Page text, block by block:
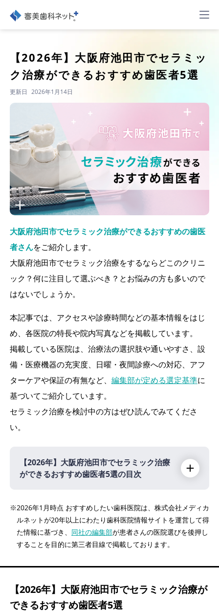
【2026年】 大阪府池田市でセラミッ
ク治療ができるおすすめ歯医者5選
更新日 2026年1月14日
大阪府池田市でセラミック治療ができるおすすめの歯医
者さんをご紹介します。
大阪府池田市でセラミック治療をするならどこのクリニ
ック？何に注目して選ぶべき？とお悩みの方も多いので
はないでしょうか。
本記事では、アクセスや診療時間などの基本情報をはじ
め、各医院の特長や院内写真などを掲載しています。
掲載している医院は、治療法の選択肢や通いやすさ、設
備・医療機器の充実度、日曜・夜間診療への対応、アフ
ターケアや保証の有無など、 編集部が定める選定基準に
基づいてご紹介しています。
セラミック治療を検討中の方はぜひ読んでみてくださ
い。
【2026年】 大阪府池田市でセラミック治療
ができるおすすめ歯医者5選の目次
はぴねす歯科 石橋駅前クリニック
田川歯科クリニック
ック
医療法人敬慈会 桑田歯科
やすらぎの街デンタルクリニック
※2026年1月時点 おすすめしたい歯科医院は、株式会社メディカ
ルネットが20年以上にわたり歯科医院情報サイトを運営して得
た情報に基づき、 同社の編集部が患者さんの医院選びを後押し
することを目的に第三者目線で掲載しております。
【2026年】 大阪府池田市でセラミック治療が
できるおすすめ歯医者5選